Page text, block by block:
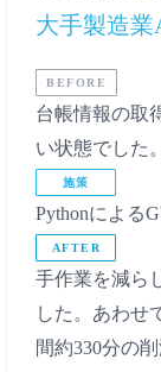
大手製造業
BEFORE
台帳情報の取
い状態でした。
施策
Pythonによる
AFTER
手作業を減ら
した。あわせ
間約330分の